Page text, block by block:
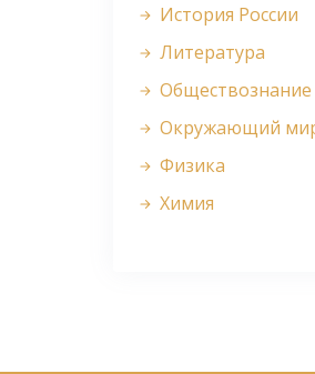
История России
Литература
Обществознание
Окружающий
Физика
Химия